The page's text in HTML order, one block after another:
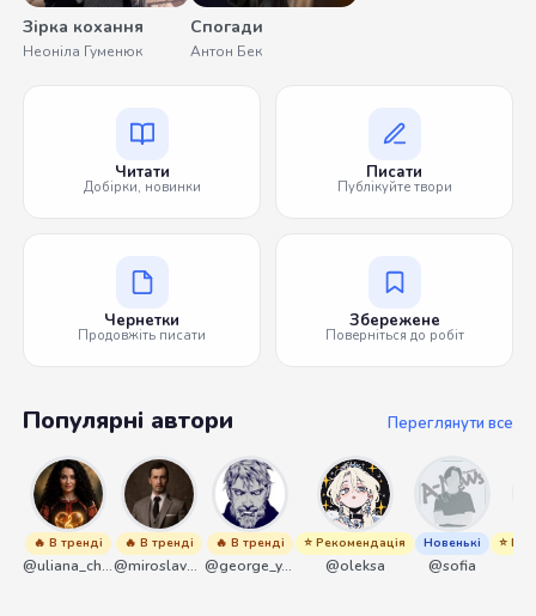
Зірка кохання
Неоніла Гуменюк
Спогади
Антон Бек
Читати
Добірки, новинки
Писати
Публікуйте твори
Чернетки
Продовжіть писати
Збережене
Поверніться до робіт
Популярні автори Переглянути все
🔥 В тренді
@uliana_chernenko
🔥 В тренді
@miroslavmaniyk
🔥 В тренді
@george_y_lawlett
⭐ Рекомендація
@oleksa
Новенькі
@sofia
⭐